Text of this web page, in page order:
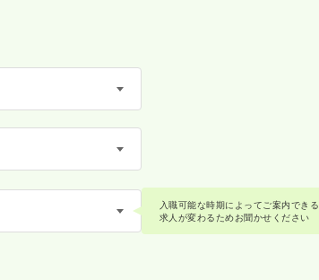
入職可能な時期によってご案内できる
求人が変わるためお聞かせください